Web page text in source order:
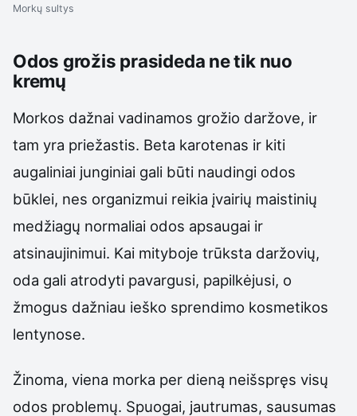
Morkų sultys
Odos grožis prasideda ne tik nuo
kremų
Morkos dažnai vadinamos grožio daržove, ir
tam yra priežastis. Beta karotenas ir kiti
augaliniai junginiai gali būti naudingi odos
būklei, nes organizmui reikia įvairių maistinių
medžiagų normaliai odos apsaugai ir
atsinaujinimui. Kai mityboje trūksta daržovių,
oda gali atrodyti pavargusi, papilkėjusi, o
žmogus dažniau ieško sprendimo kosmetikos
lentynose.
Žinoma, viena morka per dieną neišspręs visų
odos problemų. Spuogai, jautrumas, sausumas